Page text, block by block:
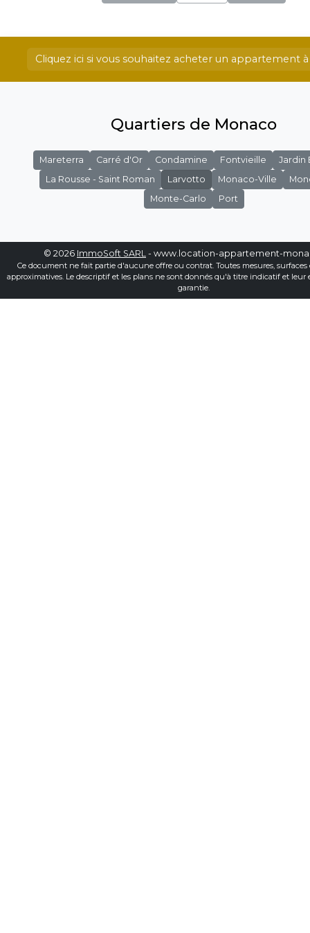
Cliquez ici si vous souhaitez acheter un appartement
Quartiers de Monaco
Mareterra Carré d'Or Condamine Fontvieille
Jardin
La Rousse - Saint Roman
Larvotto Monaco-Ville
Monte-Carlo
Port
© 2026 ImmoSoft SARL - www.location-appartement-
Ce document ne fait partie d'aucune offre ou contrat. Toutes mesures, surfaces
approximatives. Le descriptif et les plans ne sont donnés qu'à titre indicatif et leur
garantie.